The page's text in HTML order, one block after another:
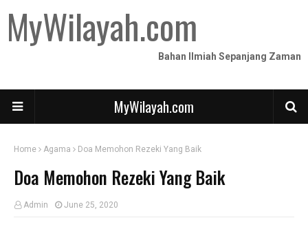
MyWilayah.com
Bahan Ilmiah Sepanjang Zaman
MyWilayah.com
Home Agama Doa Memohon Rezeki Yang Baik
Doa Memohon Rezeki Yang Baik
Admin June 25, 2020